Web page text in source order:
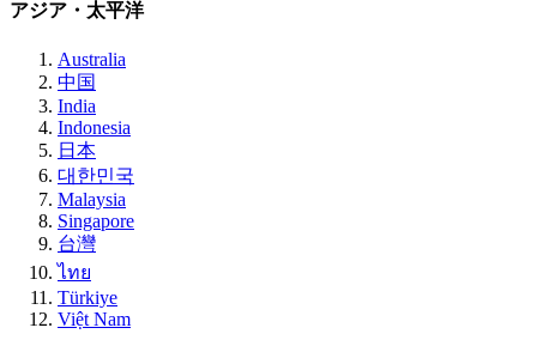
アジア・太平洋
Australia
中国
India
Indonesia
日本
대한민국
Malaysia
Singapore
台灣
ไทย
Türkiye
Việt Nam